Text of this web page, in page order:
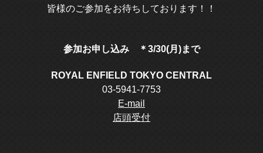
皆様のご参加をお待ちしております！！
参加お申し込み ＊3/30(月)まで
ROYAL ENFIELD TOKYO CENTRAL
03-5941-7753
E-mail
店頭受付